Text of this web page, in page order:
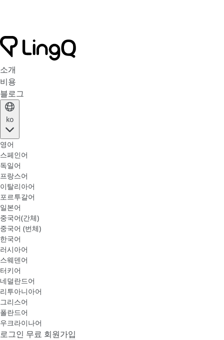
소개
비용
블로그
ko
영어
스페인어
독일어
프랑스어
이탈리아어
포르투갈어
일본어
중국어(간체)
중국어 (번체)
한국어
러시아어
스웨덴어
터키어
네덜란드어
리투아니아어
그리스어
폴란드어
우크라이나어
로그인 무료 회원가입